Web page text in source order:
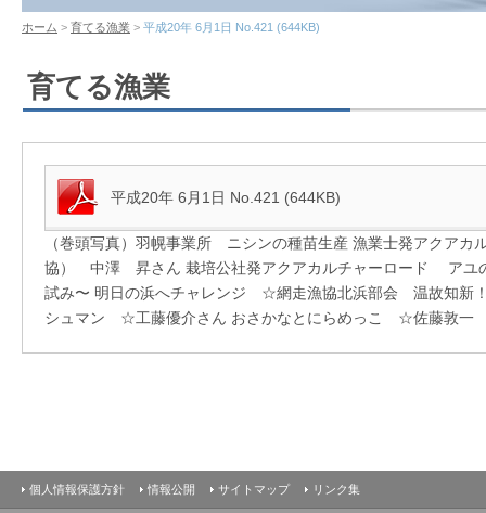
ホーム 育てる漁業 平成20年 6月1日 No.421 (644KB)
育てる漁業
平成20年 6月1日 No.421 (644KB)
（巻頭写真）羽幌事業所 ニシンの種苗生産 漁業士発アクア
協） 中澤 昇さん 栽培公社発アクアカルチャーロード アユ
試み〜 明日の浜へチャレンジ ☆網走漁協北浜部会 温故知新
シュマン ☆工藤優介さん おさかなとにらめっこ ☆佐藤敦一
個人情報保護方針 情報公開 サイトマップ リンク集